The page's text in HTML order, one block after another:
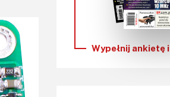
Kontakt
Wypełnij ankietę i